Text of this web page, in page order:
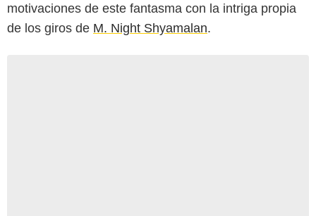
motivaciones de este fantasma con la intriga propia
de los giros de M. Night Shyamalan.